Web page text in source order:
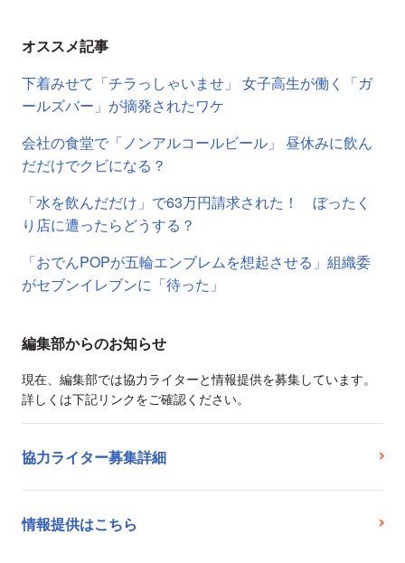
オススメ記事
下着みせて「チラっしゃいませ」 女子高生が働く「ガ
ールズバー」が摘発されたワケ
会社の食堂で「ノンアルコールビール」 昼休みに飲ん
だだけでクビになる？
「水を飲んだだけ」で63万円請求された！ ぼったく
り店に遭ったらどうする？
「おでんPOPが五輪エンブレムを想起させる」組織委
がセブンイレブンに「待った」
編集部からのお知らせ
現在、編集部では協力ライターと情報提供を募集しています。
詳しくは下記リンクをご確認ください。
協力ライター募集詳細
情報提供はこちら